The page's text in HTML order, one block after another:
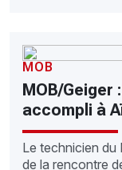
MOB
MOB/Geiger
accompli à
Le technicien du
de la rencontre